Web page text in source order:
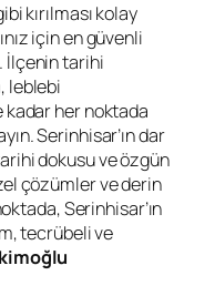
kırılması kolay
için en güvenli
İlçenin tarihi
leblebi
her noktada
Serinhisar’ın dar
dokusu ve özgün
çözümler ve derin
Serinhisar’ın
tecrübeli ve